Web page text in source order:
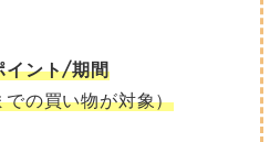
イント/期間
での買い物が対象）